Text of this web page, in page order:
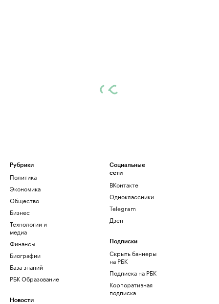
Рубрики
Политика
Экономика
Общество
Бизнес
Технологии и
медиа
Финансы
Биографии
База знаний
РБК Образование
Новости
Социальные
сети
ВКонтакте
Одноклассники
Telegram
Дзен
Подписки
Скрыть баннеры
на РБК
Подписка на РБК
Корпоративная
подписка